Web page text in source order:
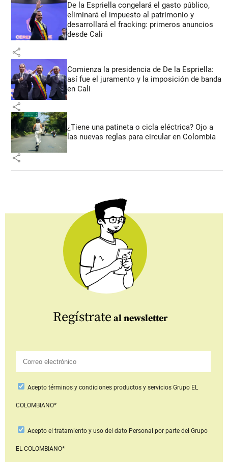
De la Espriella congelará el gasto público,
eliminará el impuesto al patrimonio y
desarrollará el fracking: primeros anuncios
desde Cali
share
Comienza la presidencia de De la Espriella:
así fue el juramento y la imposición de banda
en Cali
share
¿Tiene una patineta o cicla eléctrica? Ojo a
las nuevas reglas para circular en Colombia
share
Regístrate al newsletter
Aceptotérminos y condiciones productos y serviciosGrupo EL
COLOMBIANO*
Acepto el tratamiento y uso del dato Personal por parte del Grupo
EL COLOMBIANO*